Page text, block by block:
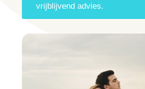
vrijblijvend advies.